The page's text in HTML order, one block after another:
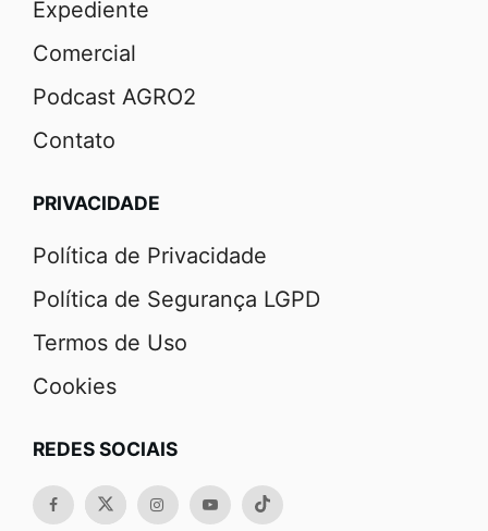
Expediente
Comercial
Podcast AGRO2
Contato
PRIVACIDADE
Política de Privacidade
Política de Segurança LGPD
Termos de Uso
Cookies
REDES SOCIAIS